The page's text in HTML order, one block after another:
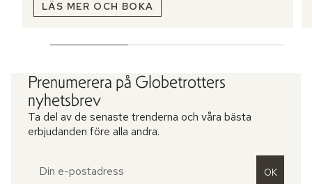
LÄS MER OCH BOKA
Prenumerera på Globetrotters
nyhetsbrev
Ta del av de senaste trenderna och våra bästa
erbjudanden före alla andra.
OK